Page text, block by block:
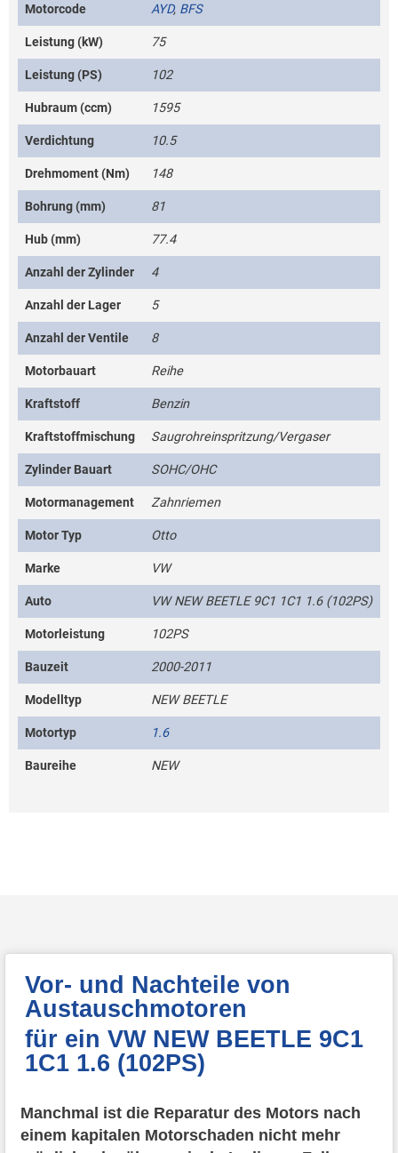
Motorcode AYD, BFS
Leistung (kW) 75
Leistung (PS) 102
Hubraum (ccm) 1595
Verdichtung 10.5
Drehmoment (Nm) 148
Bohrung (mm) 81
Hub (mm) 77.4
Anzahl der Zylinder 4
Anzahl der Lager 5
Anzahl der Ventile 8
Motorbauart Reihe
Kraftstoff Benzin
Kraftstoffmischung Saugrohreinspritzung/Vergaser
Zylinder Bauart SOHC/OHC
Motormanagement Zahnriemen
Motor Typ Otto
Marke VW
Auto VW NEW BEETLE 9C1 1C1 1.6 (102PS)
Motorleistung 102PS
Bauzeit 2000-2011
Modelltyp NEW BEETLE
Motortyp 1.6
Baureihe NEW
Vor- und Nachteile von
Austauschmotoren
für ein VW NEW BEETLE 9C1
1C1 1.6 (102PS)
Manchmal ist die Reparatur des Motors nach
einem kapitalen Motorschaden nicht mehr